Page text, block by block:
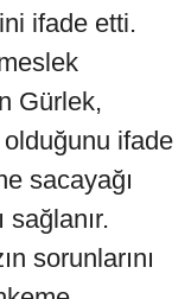
ifade etti.
Gürlek,
olduğunu ifade
sacayağı
sağlanır.
sorunlarını